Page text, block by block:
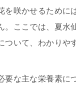
を咲かせるために
。ここでは、夏水
ついて、わかりや
要な主な栄養素に